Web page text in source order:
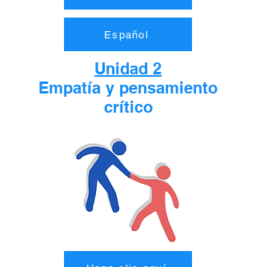
Español
Unidad 2
Empatía y pensamiento
crítico